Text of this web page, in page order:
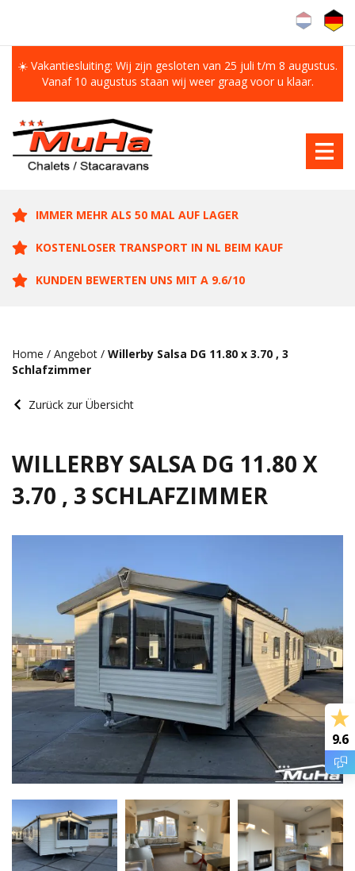
☀️ Vakantiesluiting: Wij zijn gesloten van 25 juli t/m 8 augustus.
Vanaf 10 augustus staan wij weer graag voor u klaar.
IMMER MEHR ALS 50 MAL AUF LAGER
KOSTENLOSER TRANSPORT IN NL BEIM KAUF
KUNDEN BEWERTEN UNS MIT A 9.6/10
Home / Angebot / Willerby Salsa DG 11.80 x 3.70 , 3
Schlafzimmer
Zurück zur Übersicht
WILLERBY SALSA DG 11.80 X
3.70 , 3 SCHLAFZIMMER
9.6